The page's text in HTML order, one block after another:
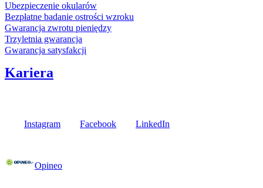
Ubezpieczenie okularów
Bezpłatne badanie ostrości wzroku
Gwarancja zwrotu pieniędzy
Trzyletnia gwarancja
Gwarancja satysfakcji
Kariera
Instagram Facebook LinkedIn
Opineo